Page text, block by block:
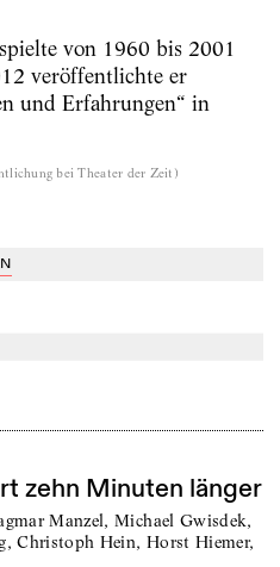
von 1960 bis 2001
veröffentlichte er
und Erfahrungen“ in
bei Theater der Zeit )
zehn Minuten länger
Manzel, Michael Gwisdek,
Christoph Hein, Horst Hiemer,